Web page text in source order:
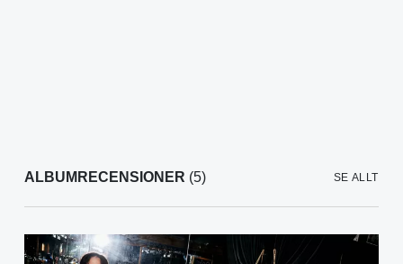
ALBUMRECENSIONER (5) SE ALLT